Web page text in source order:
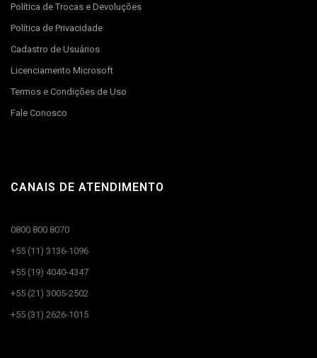
Política de Trocas e Devoluções
Política de Privacidade
Cadastro de Usuários
Licenciamento Microsoft
Termos e Condições de Uso
Fale Conosco
CANAIS DE ATENDIMENTO
0800 800 8070
+55 (11) 3136-1096
+55 (19) 4040-4347
+55 (21) 3005-2502
+55 (31) 2626-1015